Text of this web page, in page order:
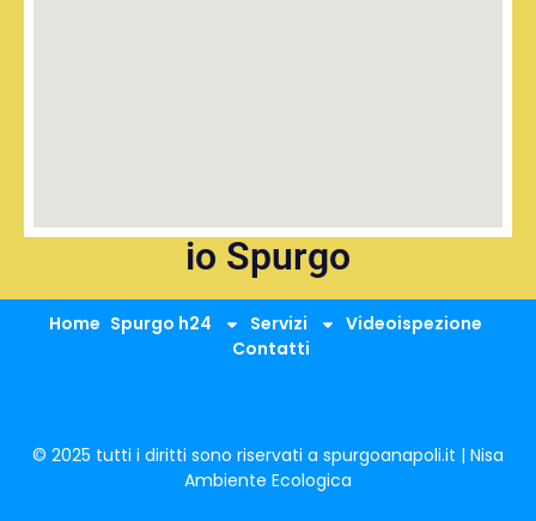
io Spurgo
Home Spurgo h24 Servizi
Videoispezione
Contatti
© 2025 tutti i diritti sono riservati a spurgoanapoli.it | Nisa
Ambiente Ecologica